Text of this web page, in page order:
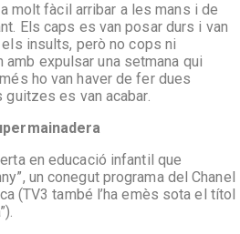
molt fàcil arribar a les mans i de
Els caps es van posar durs i van
insults, però no cops ni
amb expulsar una setmana qui
ho van haver de fer dues
es van acabar.
en educació infantil que
un conegut programa del Chanel
(TV3 també l’ha emès sota el títol